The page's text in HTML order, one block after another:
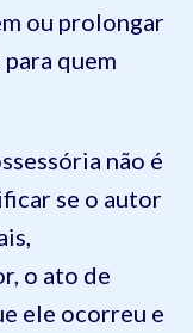
ou prolongar
quem
não é
se o autor
o ato de
ele ocorreu e